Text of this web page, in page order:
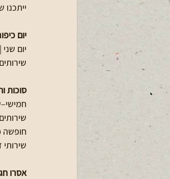
יום
יום שני | 21 בספטמבר 2026
סוכות
חמישי–שישי | 25 בספטמבר
חופשה
אסרו